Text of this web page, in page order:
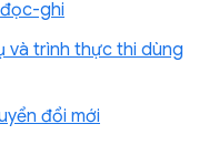
ghi
và trình thực thi dùng
đổi mới